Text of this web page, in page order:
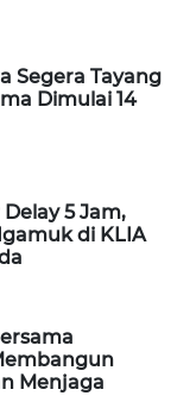
Segera Tayang
Dimulai 14
5 Jam,
di KLIA
Menjaga